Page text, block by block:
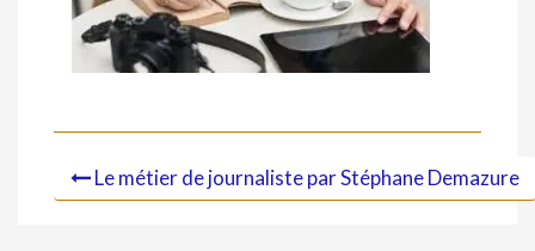
Le métier de journaliste par Stéphane Demazure